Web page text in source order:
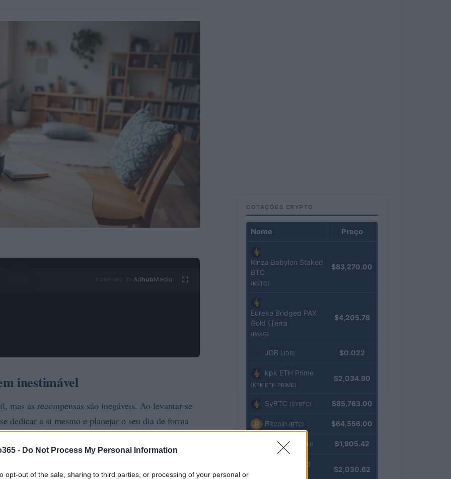
- Do Not Process My Personal Information
opt-out of the sale, sharing to third parties, or processing of your personal or
Ad hubMedia
inestimável
mas as recompensas são inegáveis. Ao levantar-se
dedicar a si mesmo e planejar o seu dia de forma
COTAÇÕES CRYPTO
Nome Preço
Kinza Babylon Staked
BTC
(KBTC)
$83,270.00
Eureka Bridged PAX
Gold (Terra
(PAXG)
$4,205.78
JDB (JDB) $0.022
kpk ETH Prime
(KPK ETH PRIME)
$2,034.90
SyBTC (SYBTC) $85,763.00
Bitcoin (BTC) $64,556.00
Ethereum (ETH) $1,905.42
kpk ETH Yield
$2,030.62